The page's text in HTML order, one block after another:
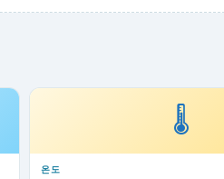
🌡️
온도